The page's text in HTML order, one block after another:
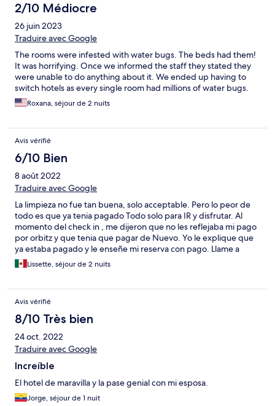
2/10 Médiocre
26 juin 2023
Traduire avec Google
The rooms were infested with water bugs. The beds had them!
It was horrifying. Once we informed the staff they stated they
were unable to do anything about it. We ended up having to
switch hotels as every single room had millions of water bugs.
Roxana, séjour de 2 nuits
Avis vérifié
6/10 Bien
8 août 2022
Traduire avec Google
La limpieza no fue tan buena, solo acceptable. Pero lo peor de
todo es que ya tenia pagado Todo solo para IR y disfrutar. Al
momento del check in , me dijeron que no les reflejaba mi pago
por orbitz y que tenia que pagar de Nuevo. Yo le explique que
ya estaba pagado y le enseñe mi reserva con pago. Llame a
orbitz y me dijeron que tenian Todo procesado pero en El hotel
no Les reflejaba . Finalmente orbitz me dijo que pague y que
habia pagado por orbitz. En El hotel me dijeron que estaba
pasando Este problema seguido porque Ellos ya no estan
trabajando con orbitz o booking desde la pandemia. Entonces
no entiendo porque permiten hacer reservas y no sacan El hotel
de esta pagina. Definitivamente mala experiencia, SI quieren ir ,
vayan pero paguen alla. Pero me dañaron la vacaciones ya que
habia pagado mediante orbitz y que no iba a Pagar de Nuevo.
NO PAGUEN mediante Este Medio.
Lissette, séjour de 2 nuits
Avis vérifié
8/10 Très bien
24 oct. 2022
Traduire avec Google
Increíble
El hotel de maravilla y la pase genial con mi esposa.
Jorge, séjour de 1 nuit